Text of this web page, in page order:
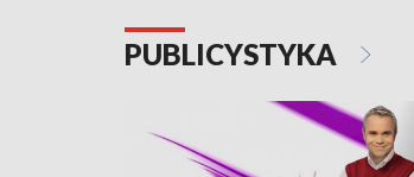
PUBLICYSTYKA